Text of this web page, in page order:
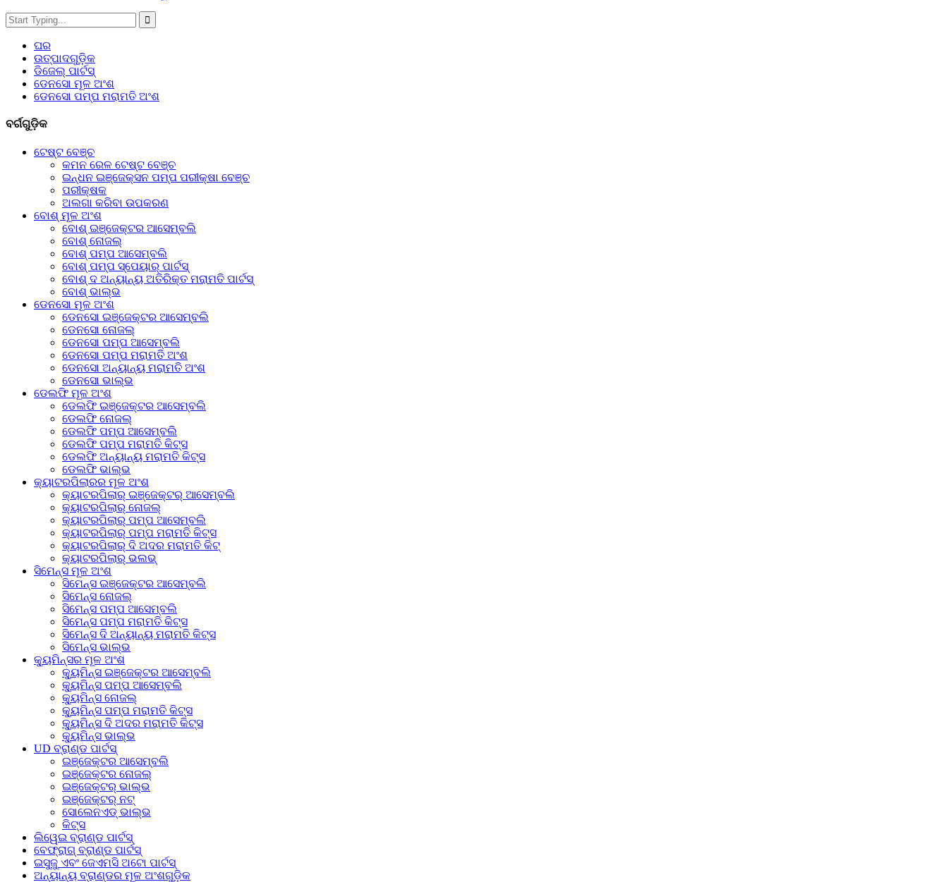
ଘର
ଉତ୍ପାଦଗୁଡ଼ିକ
ଡିଜେଲ୍ ପାର୍ଟସ୍
ଡେନସୋ ମୂଳ ଅଂଶ
ଡେନସୋ ପମ୍ପ ମରାମତି ଅଂଶ
ବର୍ଗଗୁଡ଼ିକ
ଟେଷ୍ଟ ବେଞ୍ଚ
କମନ ରେଳ ଟେଷ୍ଟ ବେଞ୍ଚ
ଇନ୍ଧନ ଇଞ୍ଜେକ୍ସନ ପମ୍ପ ପରୀକ୍ଷା ବେଞ୍ଚ
ପରୀକ୍ଷକ
ଅଲଗା କରିବା ଉପକରଣ
ବୋଶ୍ ମୂଳ ଅଂଶ
ବୋଶ୍ ଇଞ୍ଜେକ୍ଟର ଆସେମ୍ବଲି
ବୋଶ୍ ନୋଜଲ୍
ବୋଶ୍ ପମ୍ପ ଆସେମ୍ବଲି
ବୋଶ୍ ପମ୍ପ ସ୍ପେୟାର୍ ପାର୍ଟସ୍
ବୋଶ୍ ଦ ଅନ୍ୟାନ୍ୟ ଅତିରିକ୍ତ ମରାମତି ପାର୍ଟସ୍
ବୋଶ୍ ଭାଲ୍ଭ
ଡେନସୋ ମୂଳ ଅଂଶ
ଡେନସୋ ଇଞ୍ଜେକ୍ଟର ଆସେମ୍ବଲି
ଡେନସୋ ନୋଜଲ୍
ଡେନସୋ ପମ୍ପ ଆସେମ୍ବଲି
ଡେନସୋ ପମ୍ପ ମରାମତି ଅଂଶ
ଡେନସୋ ଅନ୍ୟାନ୍ୟ ମରାମତି ଅଂଶ
ଡେନସୋ ଭାଲ୍ଭ
ଡେଲଫି ମୂଳ ଅଂଶ
ଡେଲଫି ଇଞ୍ଜେକ୍ଟର ଆସେମ୍ବଲି
ଡେଲଫି ନୋଜଲ୍
ଡେଲଫି ପମ୍ପ ଆସେମ୍ବଲି
ଡେଲଫି ପମ୍ପ ମରାମତି କିଟ୍ସ
ଡେଲଫି ଅନ୍ୟାନ୍ୟ ମରାମତି କିଟ୍ସ
ଡେଲଫି ଭାଲ୍ଭ
କ୍ୟାଟରପିଲାରର ମୂଳ ଅଂଶ
କ୍ୟାଟରପିଲାର୍ ଇଞ୍ଜେକ୍ଟର୍ ଆସେମ୍ବଲି
କ୍ୟାଟରପିଲାର୍ ନୋଜଲ୍
କ୍ୟାଟରପିଲାର୍ ପମ୍ପ ଆସେମ୍ବଲି
କ୍ୟାଟରପିଲାର୍ ପମ୍ପ ମରାମତି କିଟ୍ସ
କ୍ୟାଟରପିଲାର୍ ଦି ଅଦର ମରାମତି କିଟ୍
କ୍ୟାଟରପିଲାର୍ ଭଲଭ୍
ସିମେନ୍ସ ମୂଳ ଅଂଶ
ସିମେନ୍ସ ଇଞ୍ଜେକ୍ଟର ଆସେମ୍ବଲି
ସିମେନ୍ସ ନୋଜଲ୍
ସିମେନ୍ସ ପମ୍ପ ଆସେମ୍ବଲି
ସିମେନ୍ସ ପମ୍ପ ମରାମତି କିଟ୍ସ
ସିମେନ୍ସ ଦି ଅନ୍ୟାନ୍ୟ ମରାମତି କିଟ୍ସ
ସିମେନ୍ସ ଭାଲ୍ଭ
କ୍ୟୁମିନ୍ସର ମୂଳ ଅଂଶ
କ୍ୟୁମିନ୍ସ ଇଞ୍ଜେକ୍ଟର ଆସେମ୍ବଲି
କ୍ୟୁମିନ୍ସ ପମ୍ପ ଆସେମ୍ବଲି
କ୍ୟୁମିନ୍ସ ନୋଜଲ୍
କ୍ୟୁମିନ୍ସ ପମ୍ପ ମରାମତି କିଟ୍ସ
କ୍ୟୁମିନ୍ସ ଦି ଅଦର ମରାମତି କିଟ୍ସ
କ୍ୟୁମିନ୍ସ ଭାଲ୍ଭ
UD ବ୍ରାଣ୍ଡ ପାର୍ଟସ୍
ଇଞ୍ଜେକ୍ଟର ଆସେମ୍ବଲି
ଇଞ୍ଜେକ୍ଟର ନୋଜଲ୍
ଇଞ୍ଜେକ୍ଟର୍ ଭାଲ୍ଭ
ଇଞ୍ଜେକ୍ଟର୍ ନଟ୍
ସୋଲେନଏଡ୍ ଭାଲ୍ଭ
କିଟ୍ସ
ଲିୱେଇ ବ୍ରାଣ୍ଡ ପାର୍ଟସ୍
ବେଫ୍ରାଗ୍ ବ୍ରାଣ୍ଡ ପାର୍ଟସ୍
ଇସୁଜୁ ଏବଂ ଜେଏମସି ଅଟୋ ପାର୍ଟସ୍
ଅନ୍ୟାନ୍ୟ ବ୍ରାଣ୍ଡର ମୂଳ ଅଂଶଗୁଡ଼ିକ